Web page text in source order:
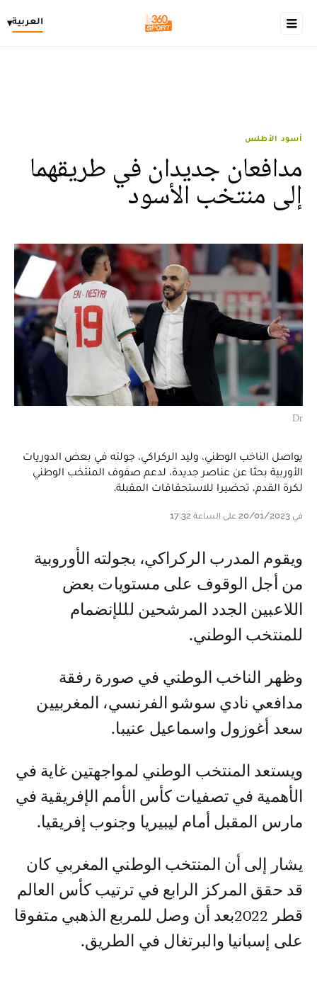
العربية▾
أسود الأطلس
مدافعان جديدان في طريقهما
إلى منتخب الأسود
Dr
يواصل الناخب الوطني، وليد الركراكي، جولته في بعض الدوريات
الأوربية بحثا عن عناصر جديدة، لدعم صفوف المنتخب الوطني
لكرة القدم، تحضيرا للاستحقاقات المقبلة.
في 20/01/2023 على الساعة 17:32
ويقوم المدرب الركراكي، بجولته الأوروبية
من أجل الوقوف على مستويات بعض
اللاعبين الجدد المرشحين لللإنضمام
للمنتخب الوطني.
وظهر الناخب الوطني في صورة رفقة
مدافعي نادي سوشو الفرنسي، المغربيين
سعد أغوزول واسماعيل عنيبا.
ويستعد المنتخب الوطني لمواجهتين غاية في
الأهمية في تصفيات كأس الأمم الإفريقية في
مارس المقبل أمام ليبيريا وجنوب إفريقيا.
يشار إلى أن المنتخب الوطني المغربي كان
قد حقق المركز الرابع في ترتيب كأس العالم
قطر 2022بعد أن وصل للمربع الذهبي متفوقا
على إسبانيا والبرتغال في الطريق.